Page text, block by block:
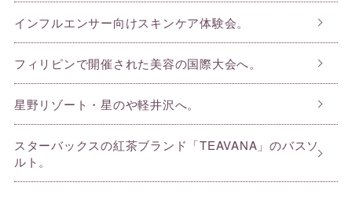
インフルエンサー向けスキンケア体験会。
フィリピンで開催された美容の国際大会へ。
星野リゾート・星のや軽井沢へ。
スターバックスの紅茶ブランド「TEAVANA」のバスソ
ルト。